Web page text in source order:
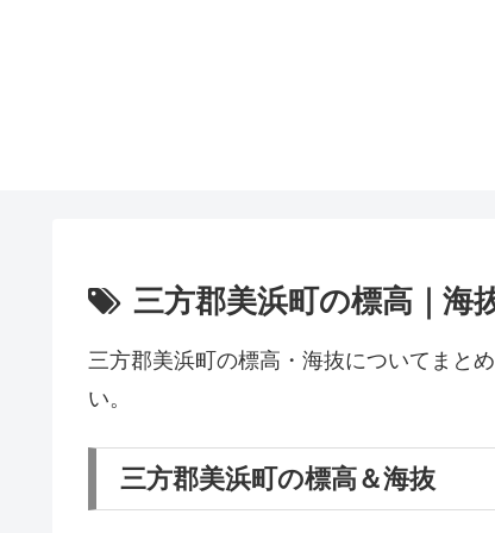
三方郡美浜町の標高｜海
三方郡美浜町の標高・海抜についてまと
い。
三方郡美浜町の標高＆海抜